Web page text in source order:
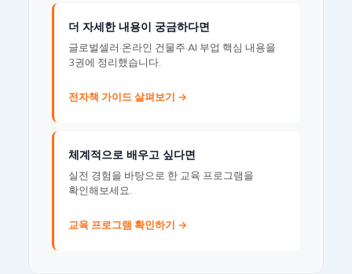
더 자세한 내용이 궁금하다면
글로벌셀러·온라인 건물주·AI 부업 핵심 내용을
3권에 정리했습니다.
전자책 가이드 살펴보기 →
체계적으로 배우고 싶다면
실전 경험을 바탕으로 한 교육 프로그램을
확인해보세요.
교육 프로그램 확인하기 →